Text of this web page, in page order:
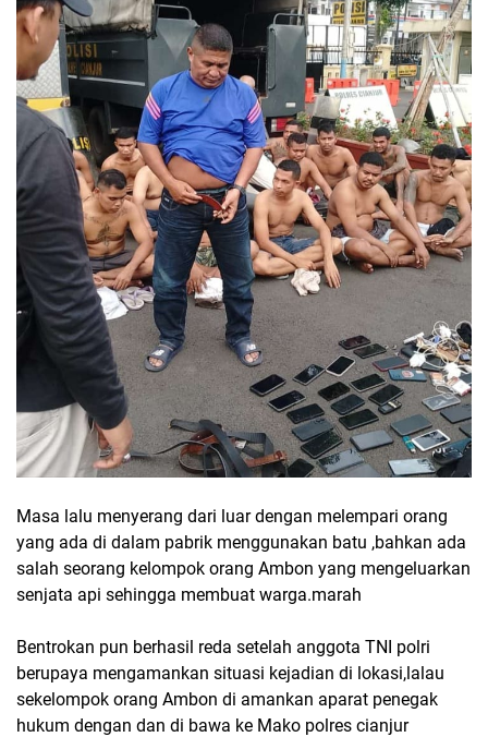
Masa lalu menyerang dari luar dengan melempari orang
yang ada di dalam pabrik menggunakan batu ,bahkan ada
salah seorang kelompok orang Ambon yang mengeluarkan
senjata api sehingga membuat warga.marah
Bentrokan pun berhasil reda setelah anggota TNI polri
berupaya mengamankan situasi kejadian di lokasi,lalau
sekelompok orang Ambon di amankan aparat penegak
hukum dengan dan di bawa ke Mako polres cianjur